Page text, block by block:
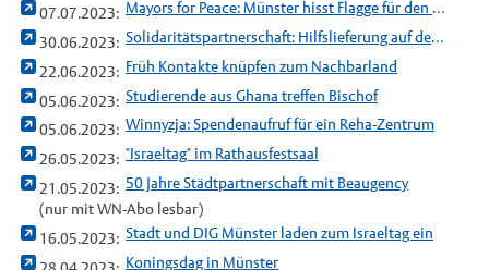
07.07.2023:
Mayors for Peace: Münster hisst Flagge für den Frieden
30.06.2023:
Solidaritätspartnerschaft: Hilfslieferung auf dem Weg nach Winnyzja
22.06.2023: Früh Kontakte knüpfen zum Nachbarland
05.06.2023: Studierende aus Ghana treffen Bischof
05.06.2023: Winnyzja: Spendenaufruf für ein Reha-Zentrum
26.05.2023: "Israeltag" im Rathausfestsaal
21.05.2023: 50 Jahre Städtpartnerschaft mit Beaugency
(nur mit WN-Abo lesbar)
16.05.2023: Stadt und DIG Münster laden zum Israeltag ein
Koningsdag in Münster